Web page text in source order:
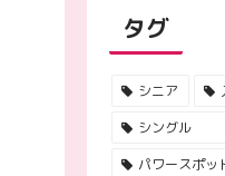
タグ
シニア
シングル
パワースポッ